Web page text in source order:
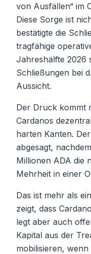
von Ausfällen“ im
Diese Sorge ist
bestätigte die
tragfähige
Jahreshälfte 2026
Schließungen bei
Aussicht.
Der Druck kommt
Cardanos
harten Kanten.
abgesagt,
Millionen ADA die
Mehrheit in einer
Das ist mehr als
zeigt, dass
legt aber auch
Kapital aus der
mobilisieren,